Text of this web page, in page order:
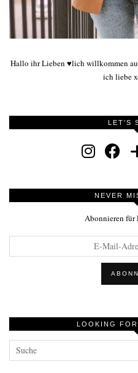
Hallo ihr Lieben ♥lich willkommen
ich liebe
LET’S
NEVER
Abonnieren für
LOOKING